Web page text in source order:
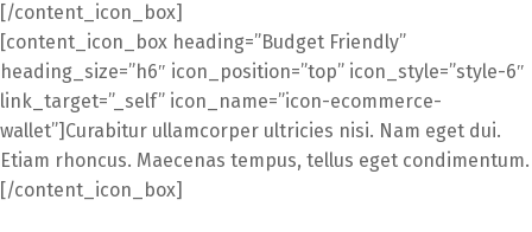
[/content_icon_box]
[content_icon_box heading=”Budget Friendly”
heading_size=”h6″ icon_position=”top” icon_style=”style-6″
link_target=”_self” icon_name=”icon-ecommerce-
wallet”]Curabitur ullamcorper ultricies nisi. Nam eget dui.
Etiam rhoncus. Maecenas tempus, tellus eget condimentum.
[/content_icon_box]